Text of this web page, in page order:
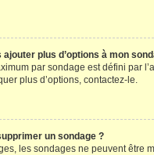
ajouter plus d’options à mon
par sondage est défini par
plus d’options, contactez-le.
un sondage ?
les sondages ne peuvent être